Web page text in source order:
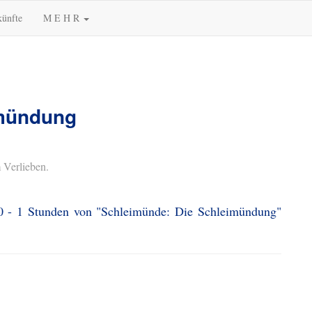
M E H R
1 Stunden von "Schleimünde: Die Schleimündung"